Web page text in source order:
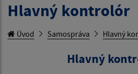
Hlavný kontrolór
Úvod Samospráva Hlavný
Hlavný